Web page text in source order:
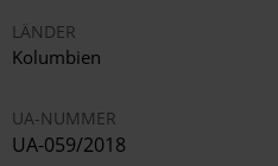
LÄNDER
Kolumbien
UA-NUMMER
UA-059/2018